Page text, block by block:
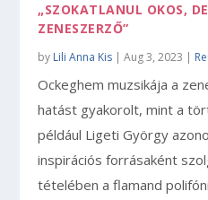
„SZOKATLANUL OKOS,
ZENESZERZŐ”
by Lili Anna Kis |Aug 3, 2023 |
Ockeghem muzsikája a
hatást gyakorolt, mint a
például Ligeti György
inspirációs forrásaként
tételében a flamand